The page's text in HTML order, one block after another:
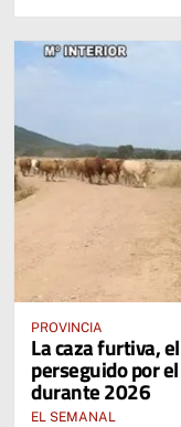
PROVINCIA
La caza furtiva,
perseguido por
durante 2026
EL SEMANAL